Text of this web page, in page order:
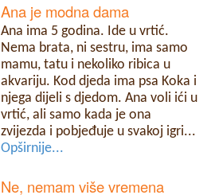
Ana je modna dama
Ana ima 5 godina. Ide u vrtić.
Nema brata, ni sestru, ima samo
mamu, tatu i nekoliko ribica u
akvariju. Kod djeda ima psa Koka i
njega dijeli s djedom. Ana voli ići u
vrtić, ali samo kada je ona
zvijezda i pobjeđuje u svakoj igri...
Opširnije...
Ne, nemam više vremena